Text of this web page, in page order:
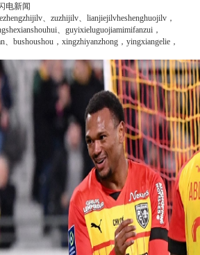
电新闻
、zuzhijilv、lianjiejilvheshenghuojilv，
、guyixieluguojiamimifanzui，
、bushoushou，xingzhiyanzhong，yingxiangelie，